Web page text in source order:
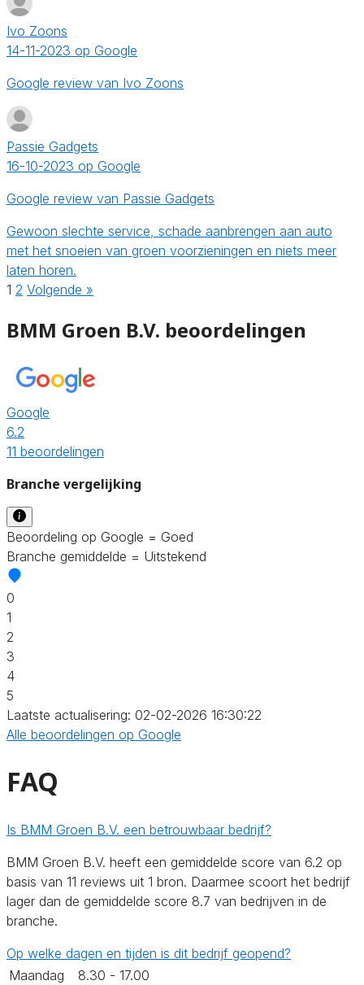
Ivo Zoons
14-11-2023 op Google
Google review van Ivo Zoons
Passie Gadgets
16-10-2023 op Google
Google review van Passie Gadgets
Gewoon slechte service, schade aanbrengen aan auto
met het snoeien van groen voorzieningen en niets meer
laten horen.
1 2 Volgende »
BMM Groen B.V. beoordelingen
Google
6.2
11 beoordelingen
Branche vergelijking
Beoordeling op Google = Goed
Branche gemiddelde = Uitstekend
0
1
2
3
4
5
Laatste actualisering: 02-02-2026 16:30:22
Alle beoordelingen op Google
FAQ
Is BMM Groen B.V. een betrouwbaar bedrijf?
BMM Groen B.V. heeft een gemiddelde score van 6.2 op
basis van 11 reviews uit 1 bron. Daarmee scoort het bedrijf
lager dan de gemiddelde score 8.7 van bedrijven in de
branche.
Op welke dagen en tijden is dit bedrijf geopend?
Maandag
8.30 - 17.00